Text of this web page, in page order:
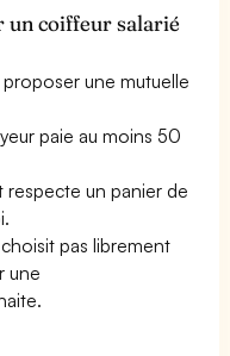
un coiffeur salarié
proposer une mutuelle
paie au moins 50
respecte un panier de
pas librement
une